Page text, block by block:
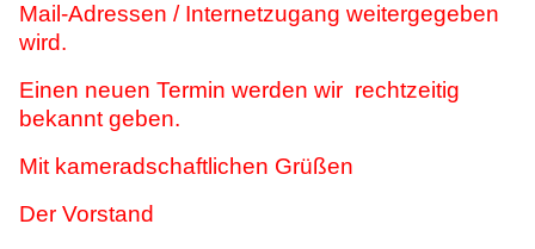
Mail-Adressen / Internetzugang weitergegeben
wird.
Einen neuen Termin werden wir rechtzeitig
bekannt geben.
Mit kameradschaftlichen Grüßen
Der Vorstand